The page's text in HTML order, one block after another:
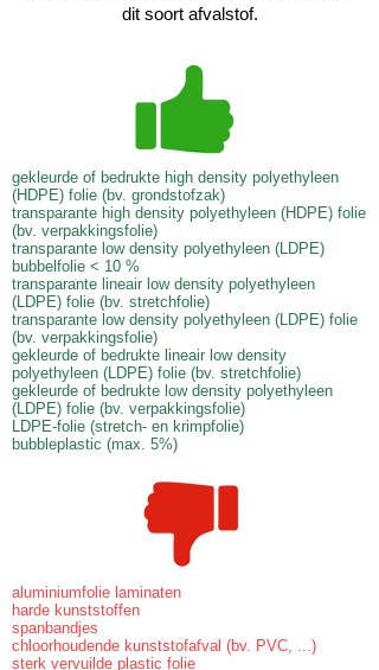
dit soort afvalstof.
gekleurde of bedrukte high density polyethyleen
(HDPE) folie (bv. grondstofzak)
transparante high density polyethyleen (HDPE) folie
(bv. verpakkingsfolie)
transparante low density polyethyleen (LDPE)
bubbelfolie < 10 %
transparante lineair low density polyethyleen
(LDPE) folie (bv. stretchfolie)
transparante low density polyethyleen (LDPE) folie
(bv. verpakkingsfolie)
gekleurde of bedrukte lineair low density
polyethyleen (LDPE) folie (bv. stretchfolie)
gekleurde of bedrukte low density polyethyleen
(LDPE) folie (bv. verpakkingsfolie)
LDPE-folie (stretch- en krimpfolie)
bubbleplastic (max. 5%)
aluminiumfolie laminaten
harde kunststoffen
spanbandjes
chloorhoudende kunststofafval (bv. PVC, ...)
sterk vervuilde plastic folie